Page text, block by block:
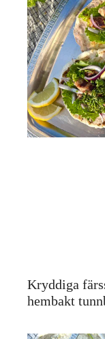
Kryddiga
hembakt